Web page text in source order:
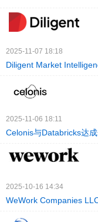
2025-11-07 18:18
Diligent Market
2025-11-06 18:11
Celonis与Databricks达
2025-10-16 14:34
WeWork Companies